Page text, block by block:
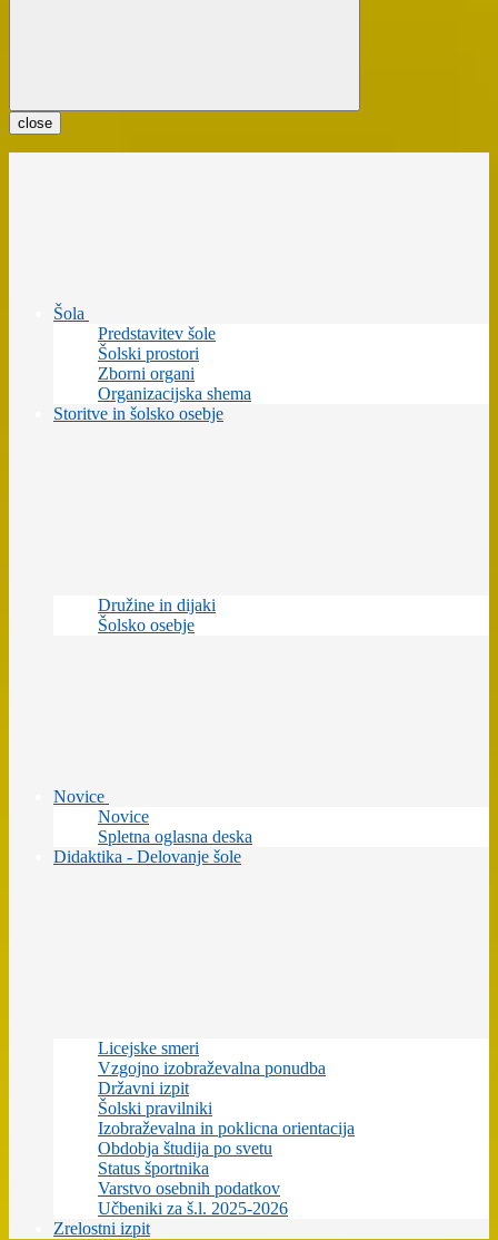
close
Šola
Predstavitev šole
Šolski prostori
Zborni organi
Organizacijska shema
Storitve in šolsko osebje
Družine in dijaki
Šolsko osebje
Novice
Novice
Spletna oglasna deska
Didaktika - Delovanje šole
Licejske smeri
Vzgojno izobraževalna ponudba
Državni izpit
Šolski pravilniki
Izobraževalna in poklicna orientacija
Obdobja študija po svetu
Status športnika
Varstvo osebnih podatkov
Učbeniki za š.l. 2025-2026
Zrelostni izpit